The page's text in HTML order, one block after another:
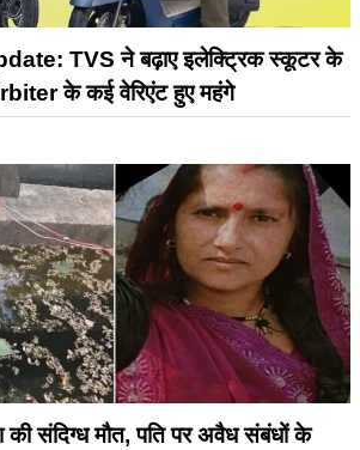
TVS ने बढ़ाए इलेक्ट्रिक स्कूटर के
के कई वेरिएंट हुए महंगे
संदिग्ध मौत, पति पर अवैध संबंधों के